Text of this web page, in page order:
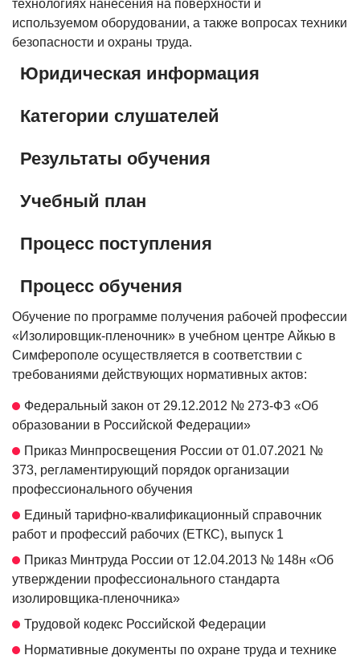
технологиях нанесения на поверхности и
используемом оборудовании, а также вопросах техники
безопасности и охраны труда.
Юридическая информация
Обучение по программе получения рабочей профессии
«Изолировщик-пленочник» в учебном центре Айкью в
Симферополе осуществляется в соответствии с
требованиями действующих нормативных актов:
Федеральный закон от 29.12.2012 № 273-ФЗ «Об
образовании в Российской Федерации»
Приказ Минпросвещения России от 01.07.2021 №
373, регламентирующий порядок организации
профессионального обучения
Единый тарифно-квалификационный справочник
работ и профессий рабочих (ЕТКС), выпуск 1
Приказ Минтруда России от 12.04.2013 № 148н «Об
утверждении профессионального стандарта
изолировщика-пленочника»
Трудовой кодекс Российской Федерации
Нормативные документы по охране труда и технике
Категории слушателей
Результаты обучения
Учебный план
Процесс поступления
Процесс обучения